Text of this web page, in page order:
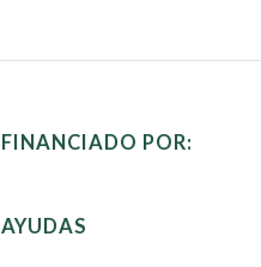
FINANCIADO POR:
AYUDAS